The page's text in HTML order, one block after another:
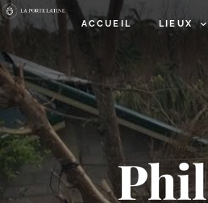
ACCUEIL LIEUX